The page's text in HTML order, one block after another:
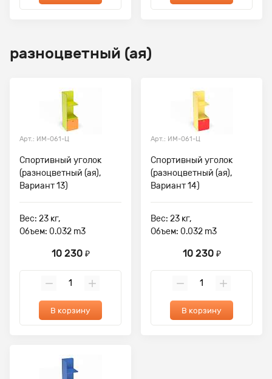
разноцветный (ая)
Арт.: ИМ-061-Ц
Спортивный уголок
(разноцветный (ая),
Вариант 13)
Вес: 23 кг,
Объем: 0.032 m3
10 230 ₽
В корзину
Арт.: ИМ-061-Ц
Спортивный уголок
(разноцветный (ая),
Вариант 14)
Вес: 23 кг,
Объем: 0.032 m3
10 230 ₽
В корзину